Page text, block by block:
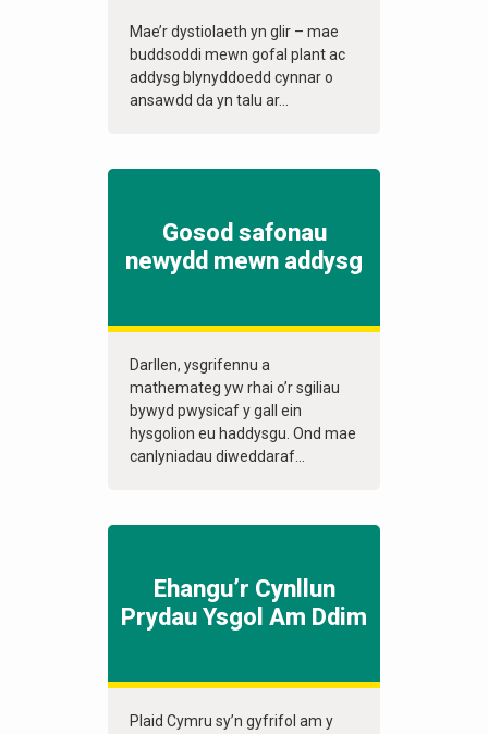
Mae’r dystiolaeth yn glir – mae
buddsoddi mewn gofal plant ac
addysg blynyddoedd cynnar o
ansawdd da yn talu ar...
Gosod safonau
newydd mewn addysg
Darllen, ysgrifennu a
mathemateg yw rhai o’r sgiliau
bywyd pwysicaf y gall ein
hysgolion eu haddysgu. Ond mae
canlyniadau diweddaraf...
Ehangu’r Cynllun
Prydau Ysgol Am Ddim
Plaid Cymru sy’n gyfrifol am y